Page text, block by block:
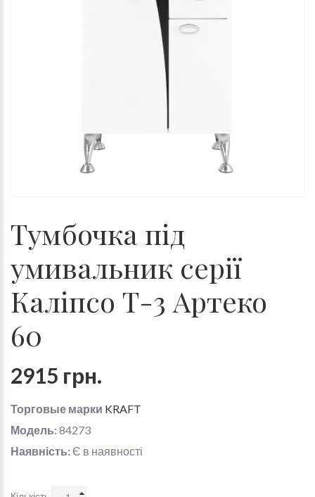
Тумбочка під
умивальник серії
Каліпсо Т-3 Артеко
60
2915 грн.
Торговые марки KRAFT
Модель:84273
Наявність: Є в наявності